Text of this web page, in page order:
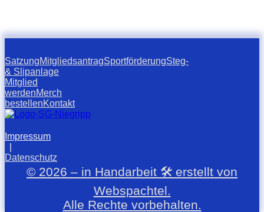
SatzungMitgliedsantragSportförderungSteg-
& Slipanlage
Mitglied
werdenMerch
bestellenKontakt
Impressum
Datenschutz
© 2026 – in Handarbeit 🛠️ erstellt von
Webspachtel.
Alle Rechte vorbehalten.